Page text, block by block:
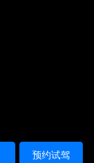
预约试驾